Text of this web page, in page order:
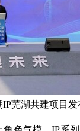
芜湖共建项目发